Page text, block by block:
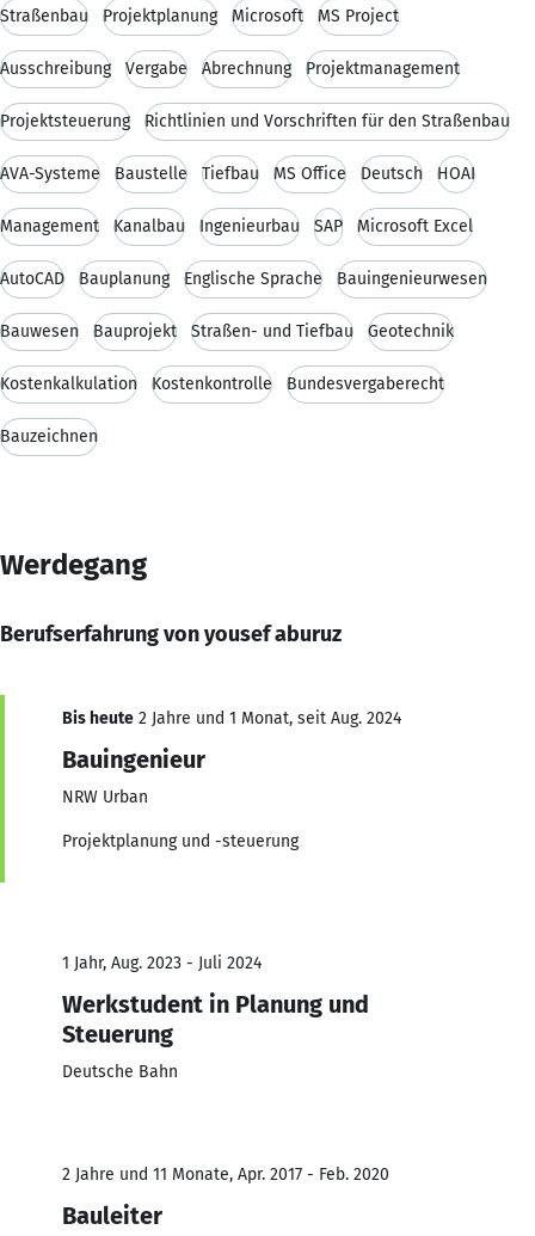
Straßenbau Projektplanung Microsoft MS Project
Ausschreibung Vergabe Abrechnung Projektmanagement
Projektsteuerung Richtlinien und Vorschriften für den Straßenbau
AVA-Systeme Baustelle Tiefbau MS Office Deutsch HOAI
Management Kanalbau Ingenieurbau SAP Microsoft Excel
AutoCAD Bauplanung Englische Sprache Bauingenieurwesen
Bauwesen Bauprojekt Straßen- und Tiefbau Geotechnik
Kostenkalkulation Kostenkontrolle Bundesvergaberecht
Bauzeichnen
Werdegang
Berufserfahrung von yousef aburuz
Bis heute 2 Jahre und 1 Monat, seit Aug. 2024
Bauingenieur
NRW Urban
Projektplanung und -steuerung
1 Jahr, Aug. 2023 - Juli 2024
Werkstudent in Planung und
Steuerung
Deutsche Bahn
2 Jahre und 11 Monate, Apr. 2017 - Feb. 2020
Bauleiter